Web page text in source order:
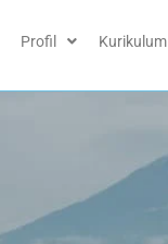
Profil Kurikulum